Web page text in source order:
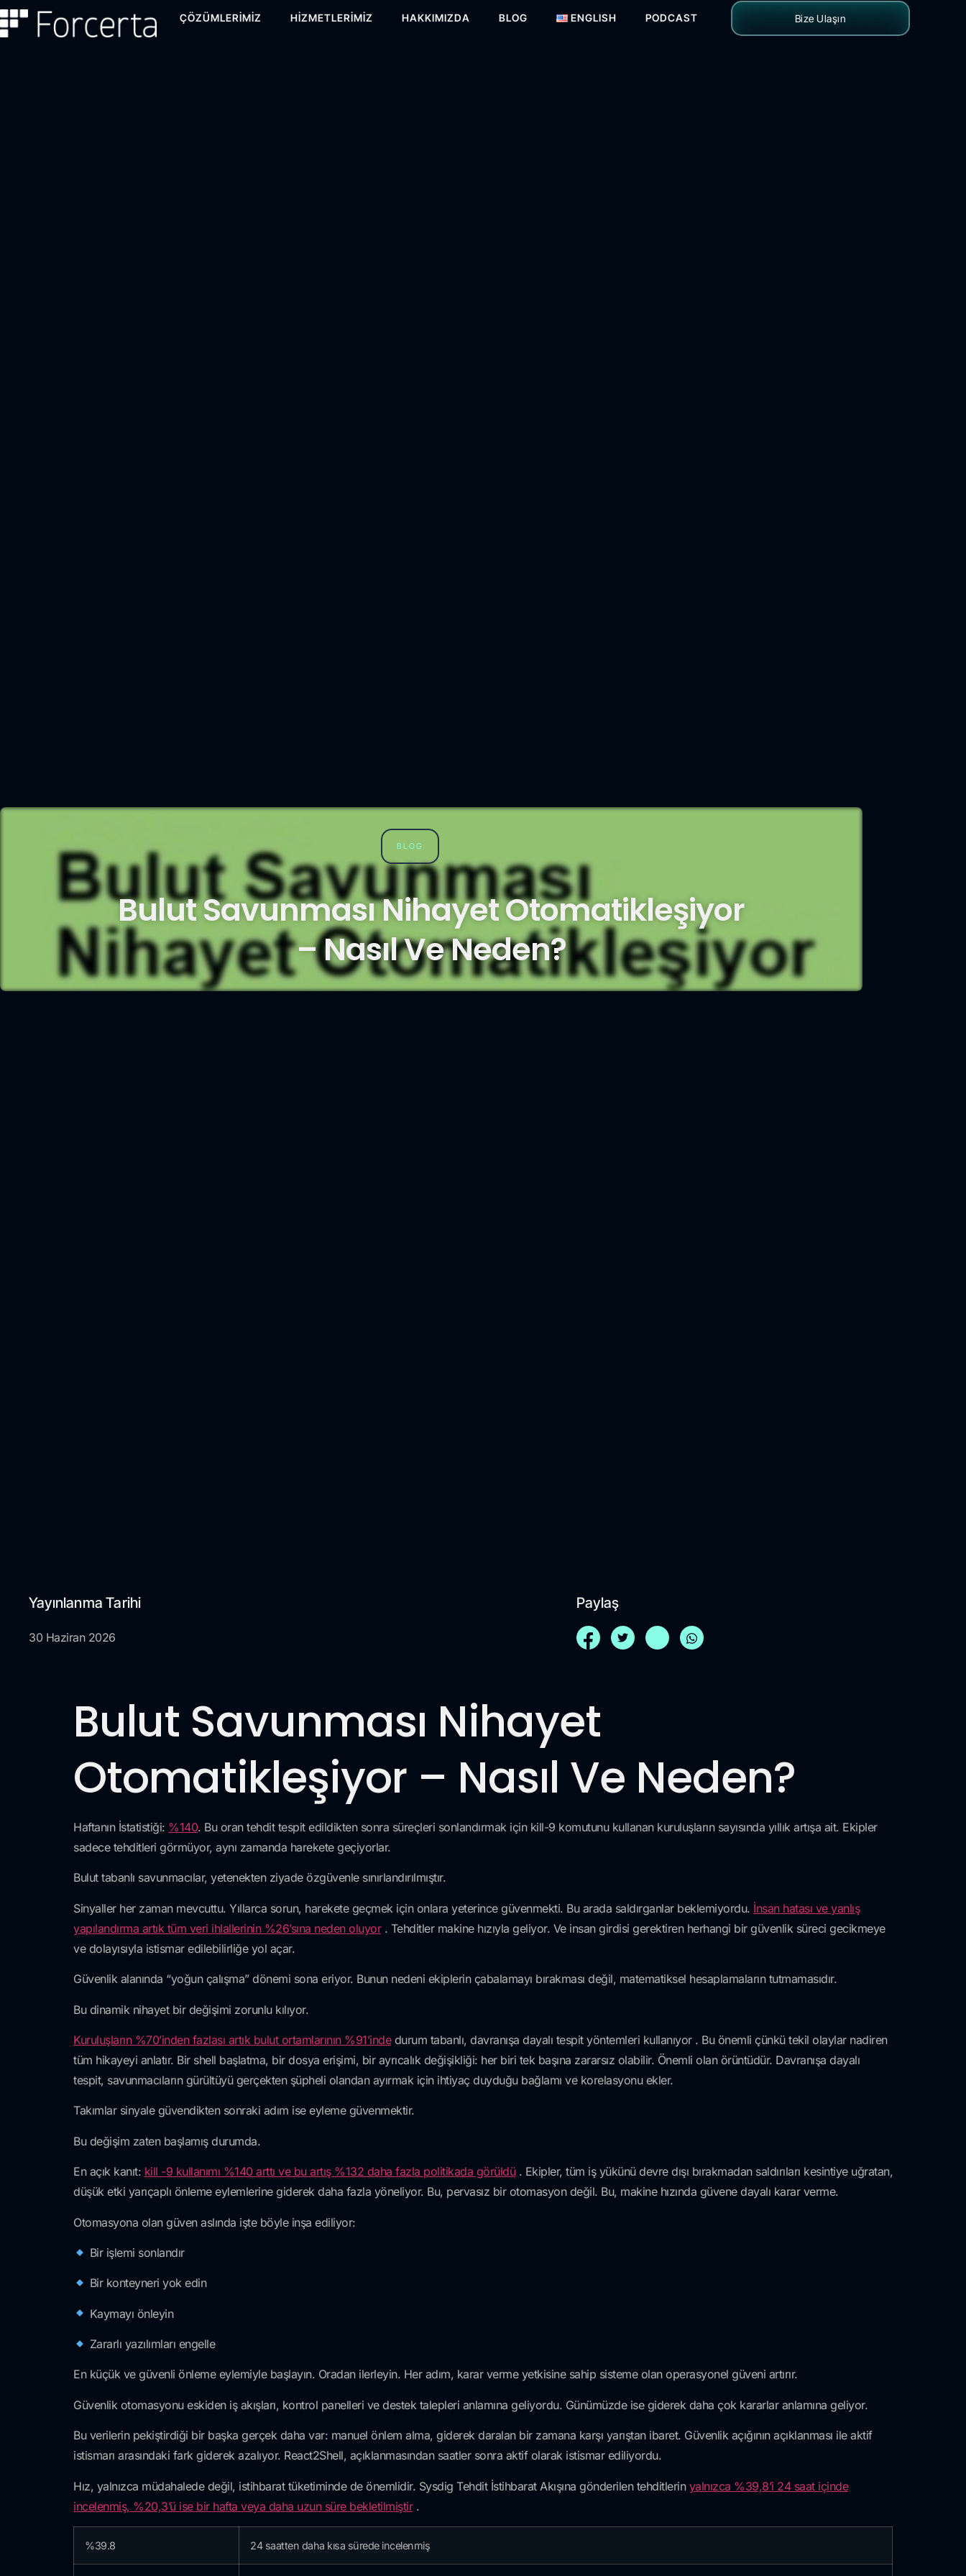
ÇÖZÜMLERIMIZ HIZMETLERIMIZ HAKKIMIZDA BLOG ENGLISH PODCAST Bize Ulaşın
BLOG
Bulut Savunması Nihayet Otomatikleşiyor
– Nasıl Ve Neden?
Yayınlanma Tarihi
30 Haziran 2026
Paylaş
Bulut Savunması Nihayet
Otomatikleşiyor – Nasıl Ve Neden?
Haftanın İstatistiği: %140. Bu oran tehdit tespit edildikten sonra süreçleri sonlandırmak için kill-9 komutunu kullanan kuruluşların sayısında yıllık artışa ait. Ekipler
sadece tehditleri görmüyor, aynı zamanda harekete geçiyorlar.
Bulut tabanlı savunmacılar, yetenekten ziyade özgüvenle sınırlandırılmıştır.
Sinyaller her zaman mevcuttu. Yıllarca sorun, harekete geçmek için onlara yeterince güvenmekti. Bu arada saldırganlar beklemiyordu. İnsan hatası ve yanlış
yapılandırma artık tüm veri ihlallerinin %26’sına neden oluyor. Tehditler makine hızıyla geliyor. Ve insan girdisi gerektiren herhangi bir güvenlik süreci gecikmeye
ve dolayısıyla istismar edilebilirliğe yol açar.
Güvenlik alanında “yoğun çalışma” dönemi sona eriyor. Bunun nedeni ekiplerin çabalamayı bırakması değil, matematiksel hesaplamaların tutmamasıdır.
Bu dinamik nihayet bir değişimi zorunlu kılıyor.
Kuruluşların %70’inden fazlası artık bulut ortamlarının %91’indedurum tabanlı, davranışa dayalı tespit yöntemleri kullanıyor . Bu önemli çünkü tekil olaylar nadiren
tüm hikayeyi anlatır. Bir shell başlatma, bir dosya erişimi, bir ayrıcalık değişikliği: her biri tek başına zararsız olabilir. Önemli olan örüntüdür. Davranışa dayalı
tespit, savunmacıların gürültüyü gerçekten şüpheli olandan ayırmak için ihtiyaç duyduğu bağlamı ve korelasyonu ekler.
Takımlar sinyale güvendikten sonraki adım ise eyleme güvenmektir.
Bu değişim zaten başlamış durumda.
En açık kanıt: kill -9 kullanımı %140 arttı ve bu artış %132 daha fazla politikada görüldü. Ekipler, tüm iş yükünü devre dışı bırakmadan saldırıları kesintiye uğratan,
düşük etki yarıçaplı önleme eylemlerine giderek daha fazla yöneliyor. Bu, pervasız bir otomasyon değil. Bu, makine hızında güvene dayalı karar verme.
Otomasyona olan güven aslında işte böyle inşa ediliyor:
Bir işlemi sonlandır
Bir konteyneri yok edin
Kaymayı önleyin
Zararlı yazılımları engelle
En küçük ve güvenli önleme eylemiyle başlayın. Oradan ilerleyin. Her adım, karar verme yetkisine sahip sisteme olan operasyonel güveni artırır.
Güvenlik otomasyonu eskiden iş akışları, kontrol panelleri ve destek talepleri anlamına geliyordu. Günümüzde ise giderek daha çok kararlar anlamına geliyor.
Bu verilerin pekiştirdiği bir başka gerçek daha var: manuel önlem alma, giderek daralan bir zamana karşı yarıştan ibaret. Güvenlik açığının açıklanması ile aktif
istismarı arasındaki fark giderek azalıyor. React2Shell, açıklanmasından saatler sonra aktif olarak istismar ediliyordu.
Hız, yalnızca müdahalede değil, istihbarat tüketiminde de önemlidir. Sysdig Tehdit İstihbarat Akışına gönderilen tehditlerin yalnızca %39,8’i 24 saat içinde
incelenmiş, %20,3’ü ise bir hafta veya daha uzun süre bekletilmiştir.
%39.8 24 saatten daha kısa sürede incelenmiş